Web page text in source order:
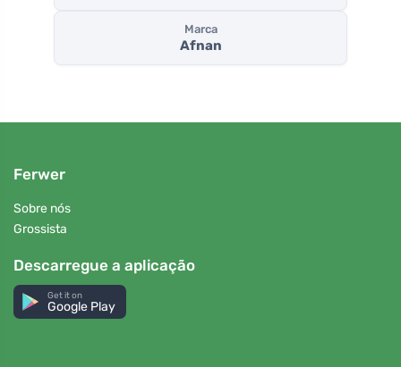
Marca
Afnan
Ferwer
Sobre nós
Grossista
Descarregue a aplicação
Get it on
Google Play